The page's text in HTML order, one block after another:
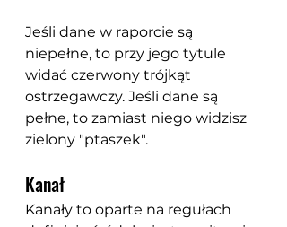
Jeśli dane w raporcie są
niepełne, to przy jego tytule
widać czerwony trójkąt
ostrzegawczy. Jeśli dane są
pełne, to zamiast niego widzisz
zielony "ptaszek".
Kanał
Kanały to oparte na regułach